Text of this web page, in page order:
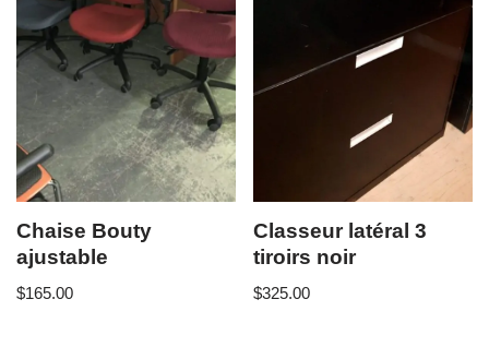
Chaise Bouty
ajustable
$165.00
Classeur latéral 3
tiroirs noir
$325.00